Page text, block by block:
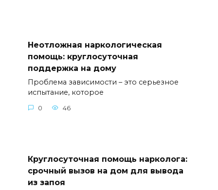
Неотложная наркологическая
помощь: круглосуточная
поддержка на дому
Проблема зависимости – это серьезное
испытание, которое
0 46
Круглосуточная помощь нарколога:
срочный вызов на дом для вывода
из запоя